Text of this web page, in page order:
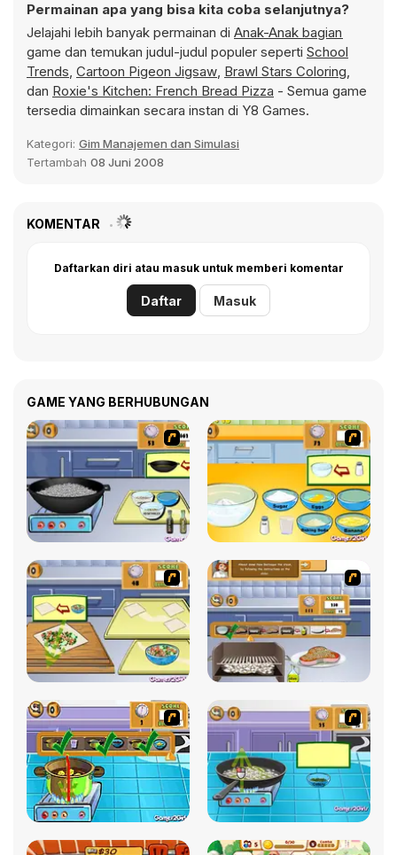
Permainan apa yang bisa kita coba selanjutnya?
Jelajahi lebih banyak permainan di Anak-Anak bagian
game dan temukan judul-judul populer seperti School
Trends, Cartoon Pigeon Jigsaw, Brawl Stars Coloring,
dan Roxie's Kitchen: French Bread Pizza - Semua game
tersedia dimainkan secara instan di Y8 Games.
Kategori: Gim Manajemen dan Simulasi
Tertambah 08 Juni 2008
KOMENTAR
Daftarkan diri atau masuk untuk memberi komentar
Daftar Masuk
GAME YANG BERHUBUNGAN